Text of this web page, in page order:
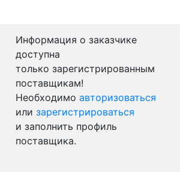
Информация о заказчике
доступна
только зарегистрированным
поставщикам!
Необходимо авторизоваться
или зарегистрироваться
и заполнить профиль
поставщика.